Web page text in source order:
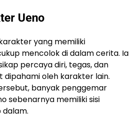
Ueno
yang memiliki
mencolok di dalam cerita. Ia
percaya diri, tegas, dan
oleh karakter lain.
banyak penggemar
sebenarnya memiliki sisi
dalam.